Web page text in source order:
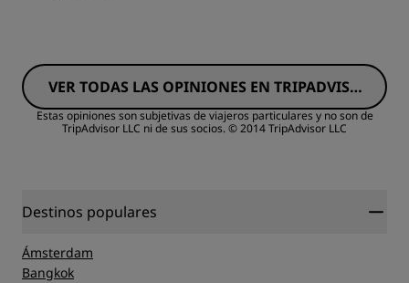
Ubicación
VER TODAS LAS OPINIONES EN TRIPADVISO
R
Estas opiniones son subjetivas de viajeros particulares y no son de
TripAdvisor LLC ni de sus socios.© 2014 TripAdvisor LLC
Destinos populares
Ámsterdam
Bangkok